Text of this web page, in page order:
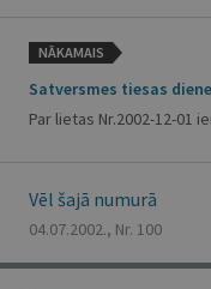
NĀKAMAIS
Satversmes tiesas
Par lietas Nr.2002-12-01
Vēl šajā numurā
04.07.2002., Nr. 100